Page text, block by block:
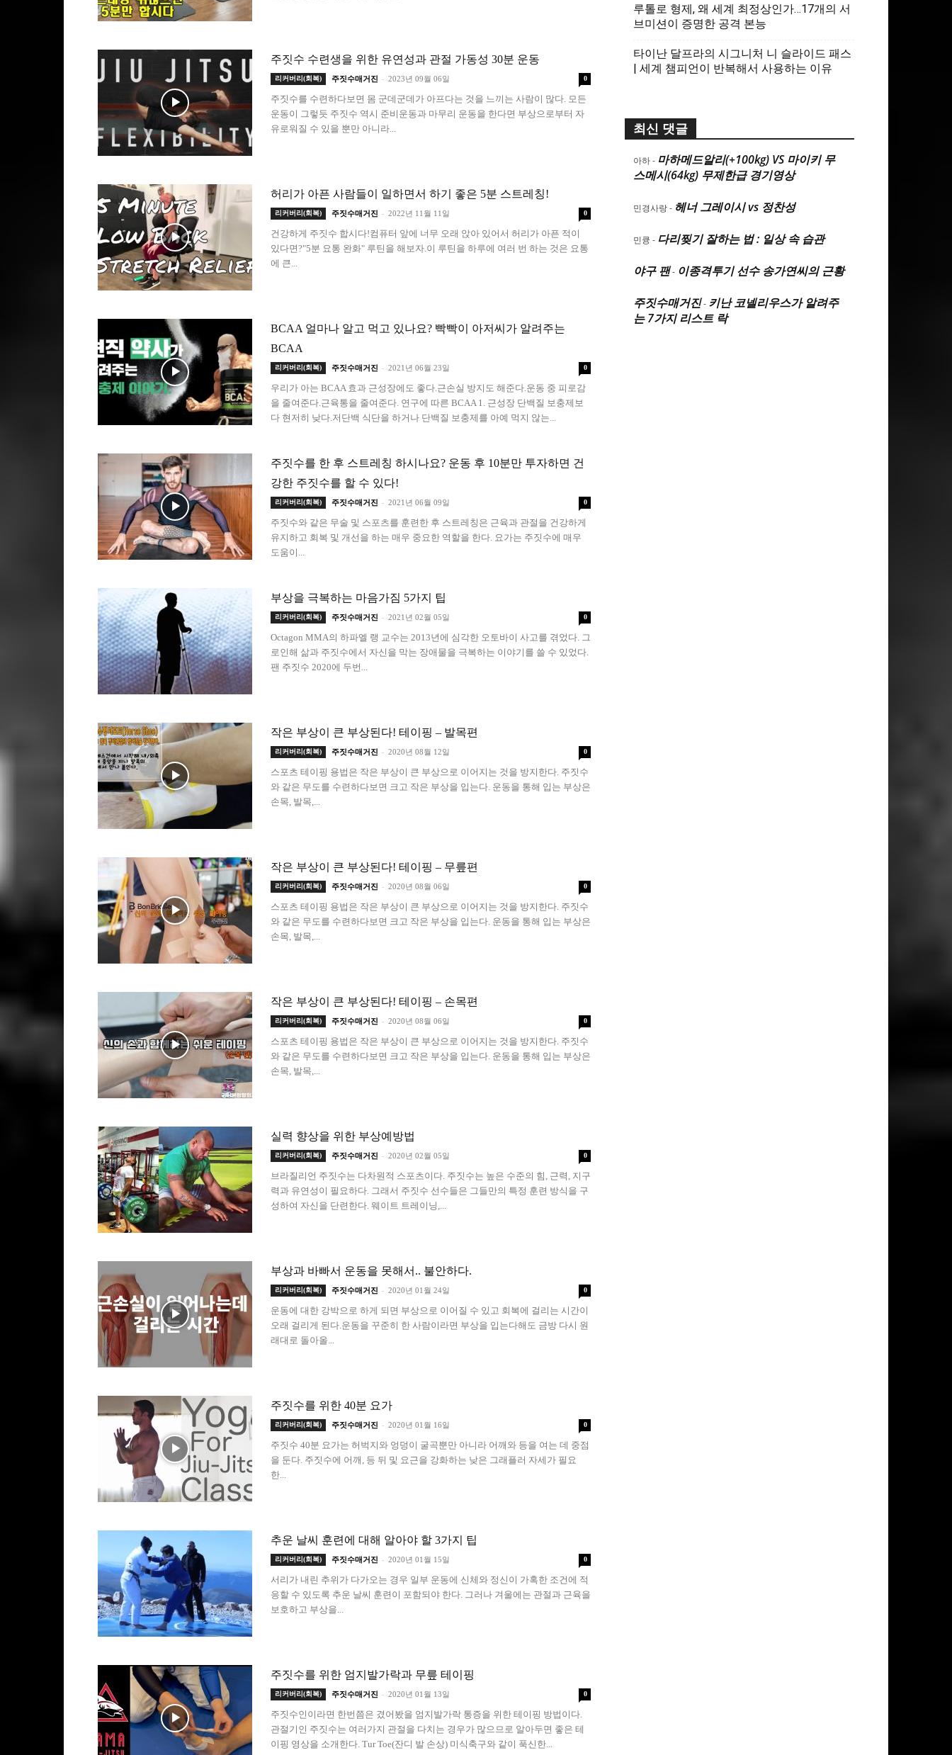
주짓수 수련생을 위한 유연성과 관절 가동성 30분 운동
리커버리(회복) 주짓수매거진 - 2023년 09월 06일 0
주짓수를 수련하다보면 몸 군데군데가 아프다는 것을 느끼는 사람이 많다. 모든
운동이 그렇듯 주짓수 역시 준비운동과 마무리 운동을 한다면 부상으로부터 자
유로워질 수 있을 뿐만 아니라...
허리가 아픈 사람들이 일하면서 하기 좋은 5분 스트레칭!
리커버리(회복) 주짓수매거진 - 2022년 11월 11일 0
건강하게 주짓수 합시다!컴퓨터 앞에 너무 오래 앉아 있어서 허리가 아픈 적이
있다면?"5분 요통 완화" 루틴을 해보자.이 루틴을 하루에 여러 번 하는 것은 요통
에 큰...
BCAA 얼마나 알고 먹고 있나요? 빡빡이 아저씨가 알려주는
BCAA
리커버리(회복) 주짓수매거진 - 2021년 06월 23일 0
우리가 아는 BCAA 효과 근성장에도 좋다.근손실 방지도 해준다.운동 중 피로감
을 줄여준다.근육통을 줄여준다. 연구에 따른 BCAA 1. 근성장 단백질 보충제보
다 현저히 낮다.저단백 식단을 하거나 단백질 보충제를 아예 먹지 않는...
주짓수를 한 후 스트레칭 하시나요? 운동 후 10분만 투자하면 건
강한 주짓수를 할 수 있다!
리커버리(회복) 주짓수매거진 - 2021년 06월 09일 0
주짓수와 같은 무술 및 스포츠를 훈련한 후 스트레칭은 근육과 관절을 건강하게
유지하고 회복 및 개선을 하는 매우 중요한 역할을 한다. 요가는 주짓수에 매우
도움이...
부상을 극복하는 마음가짐 5가지 팁
리커버리(회복) 주짓수매거진 - 2021년 02월 05일 0
Octagon MMA의 하파엘 랭 교수는 2013년에 심각한 오토바이 사고를 겪었다. 그
로인해 삶과 주짓수에서 자신을 막는 장애물을 극복하는 이야기를 쓸 수 있었다.
팬 주짓수 2020에 두번...
작은 부상이 큰 부상된다! 테이핑 – 발목편
리커버리(회복) 주짓수매거진 - 2020년 08월 12일 0
스포츠 테이핑 용법은 작은 부상이 큰 부상으로 이어지는 것을 방지한다. 주짓수
와 같은 무도를 수련하다보면 크고 작은 부상을 입는다. 운동을 통해 입는 부상은
손목, 발목,...
작은 부상이 큰 부상된다! 테이핑 – 무릎편
리커버리(회복) 주짓수매거진 - 2020년 08월 06일 0
스포츠 테이핑 용법은 작은 부상이 큰 부상으로 이어지는 것을 방지한다. 주짓수
와 같은 무도를 수련하다보면 크고 작은 부상을 입는다. 운동을 통해 입는 부상은
손목, 발목,...
작은 부상이 큰 부상된다! 테이핑 – 손목편
리커버리(회복) 주짓수매거진 - 2020년 08월 06일 0
스포츠 테이핑 용법은 작은 부상이 큰 부상으로 이어지는 것을 방지한다. 주짓수
와 같은 무도를 수련하다보면 크고 작은 부상을 입는다. 운동을 통해 입는 부상은
손목, 발목,...
실력 향상을 위한 부상예방법
리커버리(회복) 주짓수매거진 - 2020년 02월 05일 0
브라질리언 주짓수는 다차원적 스포츠이다. 주짓수는 높은 수준의 힘, 근력, 지구
력과 유연성이 필요하다. 그래서 주짓수 선수들은 그들만의 특정 훈련 방식을 구
성하여 자신을 단련한다. 웨이트 트레이닝,...
부상과 바빠서 운동을 못해서.. 불안하다.
리커버리(회복) 주짓수매거진 - 2020년 01월 24일 0
운동에 대한 강박으로 하게 되면 부상으로 이어질 수 있고 회복에 걸리는 시간이
오래 걸리게 된다.운동을 꾸준히 한 사람이라면 부상을 입는다해도 금방 다시 원
래대로 돌아올...
주짓수를 위한 40분 요가
리커버리(회복) 주짓수매거진 - 2020년 01월 16일 0
주짓수 40분 요가는 허벅지와 엉덩이 굴곡뿐만 아니라 어깨와 등을 여는 데 중점
을 둔다. 주짓수에 어깨, 등 뒤 및 요근을 강화하는 낮은 그래플러 자세가 필요
한...
추운 날씨 훈련에 대해 알아야 할 3가지 팁
리커버리(회복) 주짓수매거진 - 2020년 01월 15일 0
서리가 내린 추위가 다가오는 경우 일부 운동에 신체와 정신이 가혹한 조건에 적
응할 수 있도록 추운 날씨 훈련이 포함되야 한다. 그러나 겨울에는 관절과 근육을
보호하고 부상을...
주짓수를 위한 엄지발가락과 무릎 테이핑
리커버리(회복) 주짓수매거진 - 2020년 01월 13일 0
주짓수인이라면 한번쯤은 겼어봤을 엄지발가락 통증을 위한 테이핑 방법이다.
관절기인 주짓수는 여러가지 관절을 다치는 경우가 많으므로 알아두면 좋은 테
이핑 영상을 소개한다. Tur Toe(잔디 발 손상) 미식축구와 같이 푹신한...
루톨로 형제, 왜 세계 최정상인가…17개의 서
브미션이 증명한 공격 본능
타이난 달프라의 시그니처 니 슬라이드 패스
| 세계 챔피언이 반복해서 사용하는 이유
최신 댓글
아하- 마하메드알리(+100kg) VS 마이키 무
스메시(64kg) 무제한급 경기영상
민경사랑- 헤너 그레이시 vs 정찬성
민큥 - 다리찢기 잘하는 법 : 일상 속 습관
야구 팬- 이종격투기 선수 송가연씨의 근황
주짓수매거진- 키난 코넬리우스가 알려주
는 7가지 리스트 락